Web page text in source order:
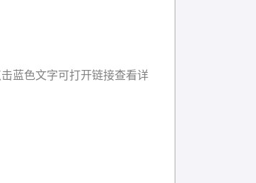
击蓝色文字可打开链接查看详